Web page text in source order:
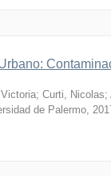
; Curti, Nicolas;
de Palermo,